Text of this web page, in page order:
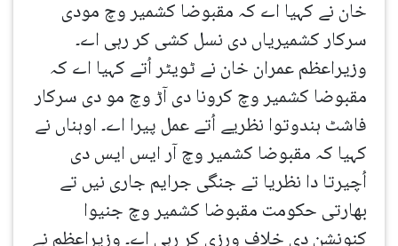
خان نے کہیا اے کہ مقبوضا کشمیر وچ مودی
سرکار کشمیریاں دی نسل کشی کر رہی اے۔
وزیراعظم عمران خان نے ٹویٹر اُتے کہیا اے کہ
مقبوضا کشمیر وچ کرونا دی آڑ وچ مو دی سرکار
فاشٹ ہندوتوا نظریے اُتے عمل پیرا اے۔ اوہناں نے
کہیا کہ مقبوضا کشمیر وچ آر ایس ایس دی
اُچیرتا دا نظریا تے جنگی جرایم جاری نیں تے
بھارتی حکومت مقبوضا کشمیر وچ جنیوا